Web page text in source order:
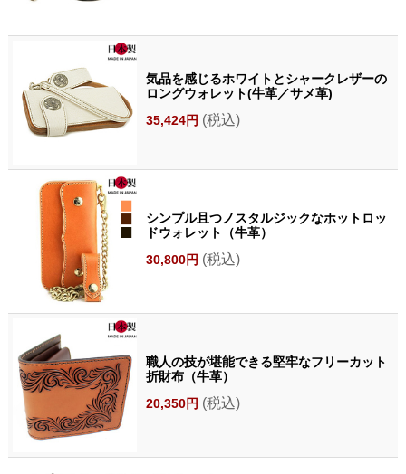
気品を感じるホワイトとシャークレザーの
ロングウォレット(牛革／サメ革)
35,424円 (税込)
シンプル且つノスタルジックなホットロッ
ドウォレット（牛革）
30,800円 (税込)
職人の技が堪能できる堅牢なフリーカット
折財布（牛革）
20,350円 (税込)